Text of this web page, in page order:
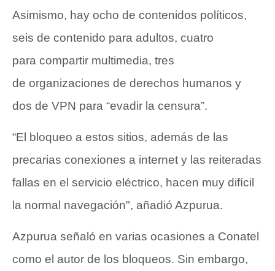
Asimismo, hay ocho de contenidos políticos,
seis de contenido para adultos, cuatro
para compartir multimedia, tres
de organizaciones de derechos humanos y
dos de VPN para “evadir la censura”.
“El bloqueo a estos sitios, además de las
precarias conexiones a internet y las reiteradas
fallas en el servicio eléctrico, hacen muy difícil
la normal navegación", añadió Azpurua.
Azpurua señaló en varias ocasiones a Conatel
como el autor de los bloqueos. Sin embargo,